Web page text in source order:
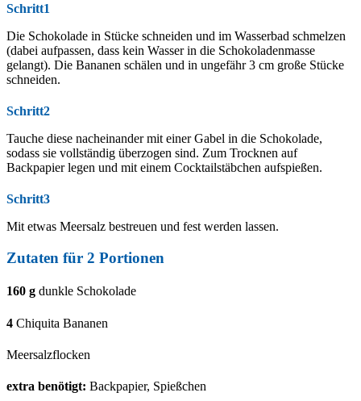
Schritt1
Die Schokolade in Stücke schneiden und im Wasserbad schmelzen
(dabei aufpassen, dass kein Wasser in die Schokoladenmasse
gelangt). Die Bananen schälen und in ungefähr 3 cm große Stücke
schneiden.
Schritt2
Tauche diese nacheinander mit einer Gabel in die Schokolade,
sodass sie vollständig überzogen sind. Zum Trocknen auf
Backpapier legen und mit einem Cocktailstäbchen aufspießen.
Schritt3
Mit etwas Meersalz bestreuen und fest werden lassen.
Zutaten für 2 Portionen
160 g dunkle Schokolade
4 Chiquita Bananen
Meersalzflocken
extra benötigt: Backpapier, Spießchen